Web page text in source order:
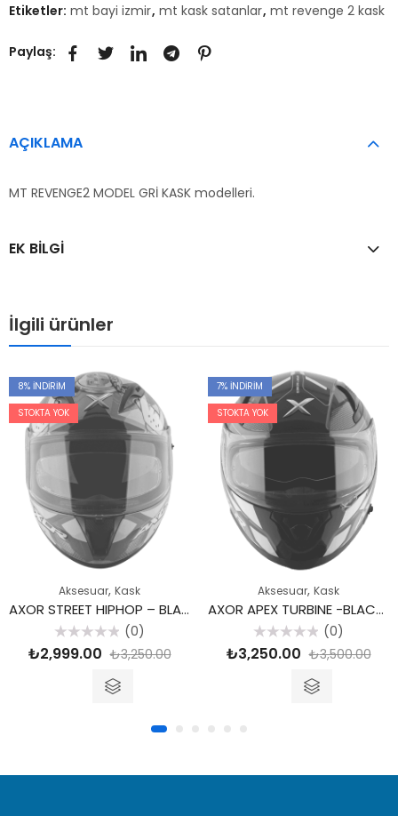
Etiketler: mt bayi izmir, mt kask satanlar, mt revenge 2 kask
Paylaş:
AÇIKLAMA
MT REVENGE2 MODEL GRİ KASK modelleri.
EK BILGI
İlgili ürünler
8% İNDIRIM
STOKTA YOK
Aksesuar, Kask
AXOR STREET HIPHOP – BLACK PINK /KP – Medium
5
üzerinden
(0)
₺2,999.00 ₺3,250.00
7% İNDIRIM
STOKTA YOK
Aksesuar, Kask
AXOR APEX TURBINE -BLACK NEON GREY / KNGY – Medium
5
üzerinden
(0)
₺3,250.00 ₺3,500.00